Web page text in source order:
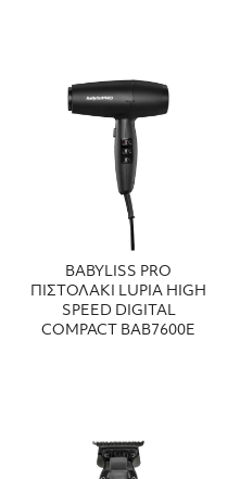
BABYLISS PRO
ΠΙΣΤΟΛΑΚΙ LUPIA HIGH
SPEED DIGITAL
COMPACT BAB7600E